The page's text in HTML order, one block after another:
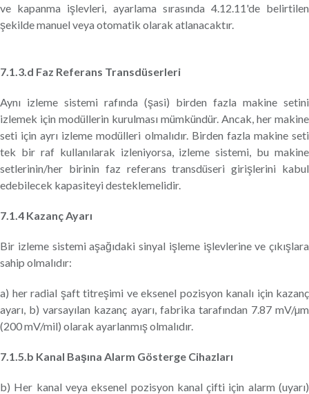
ve kapanma işlevleri, ayarlama sırasında 4.12.11'de belirtilen
şekilde manuel veya otomatik olarak atlanacaktır.
7.1.3.d Faz Referans Transdüserleri
Aynı izleme sistemi rafında (şasi) birden fazla makine setini
izlemek için modüllerin kurulması mümkündür. Ancak, her makine
seti için ayrı izleme modülleri olmalıdır. Birden fazla makine seti
tek bir raf kullanılarak izleniyorsa, izleme sistemi, bu makine
setlerinin/her birinin faz referans transdüseri girişlerini kabul
edebilecek kapasiteyi desteklemelidir.
7.1.4 Kazanç Ayarı
Bir izleme sistemi aşağıdaki sinyal işleme işlevlerine ve çıkışlara
sahip olmalıdır:
a) her radial şaft titreşimi ve eksenel pozisyon kanalı için kazanç
ayarı, b) varsayılan kazanç ayarı, fabrika tarafından 7.87 mV/µm
(200 mV/mil) olarak ayarlanmış olmalıdır.
7.1.5.b Kanal Başına Alarm Gösterge Cihazları
b) Her kanal veya eksenel pozisyon kanal çifti için alarm (uyarı)